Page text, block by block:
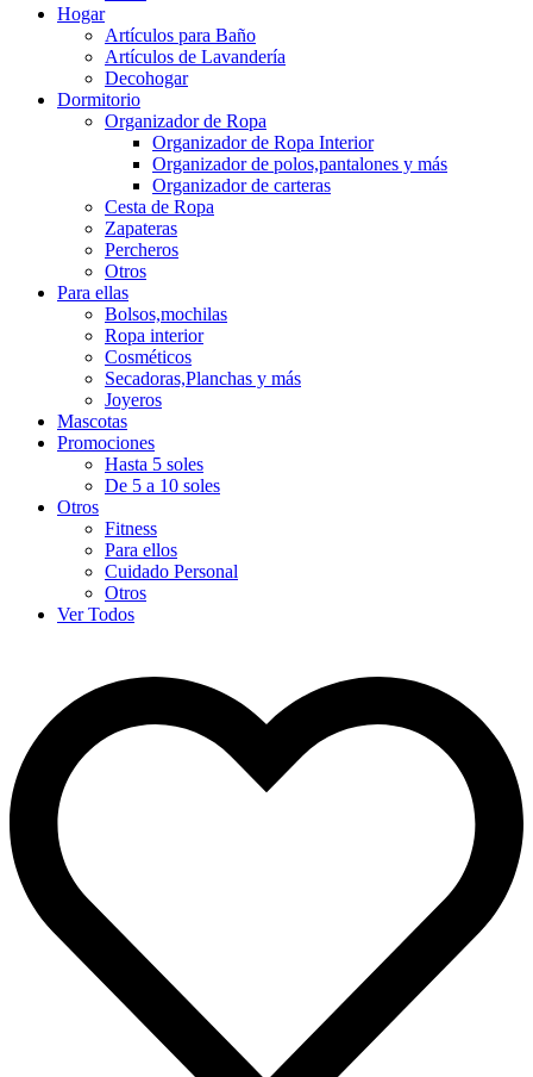
Hogar
Artículos para Baño
Artículos de Lavandería
Decohogar
Dormitorio
Organizador de Ropa
Organizador de Ropa Interior
Organizador de polos,pantalones y más
Organizador de carteras
Cesta de Ropa
Zapateras
Percheros
Otros
Para ellas
Bolsos,mochilas
Ropa interior
Cosméticos
Secadoras,Planchas y más
Joyeros
Mascotas
Promociones
Hasta 5 soles
De 5 a 10 soles
Otros
Fitness
Para ellos
Cuidado Personal
Otros
Ver Todos